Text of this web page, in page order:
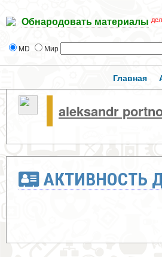
Обнародовать материалы
MD Мир
Главная
aleksandr
АКТИВНОСТЬ